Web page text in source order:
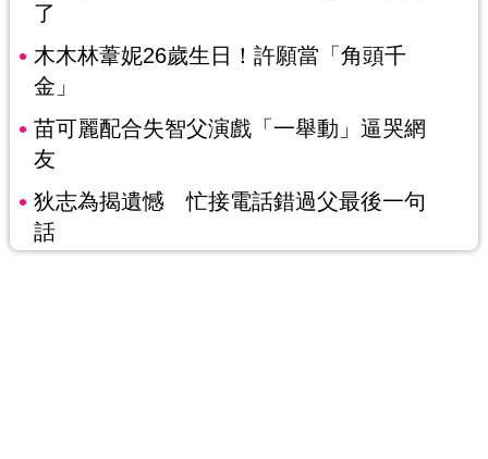
了
木木林葦妮26歲生日！許願當「角頭千
金」
苗可麗配合失智父演戲「一舉動」逼哭網
友
狄志為揭遺憾 忙接電話錯過父最後一句
話